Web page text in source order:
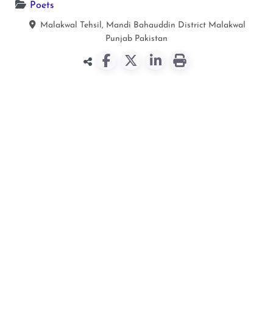
Poets
Malakwal Tehsil, Mandi Bahauddin District Malakwal
Punjab Pakistan